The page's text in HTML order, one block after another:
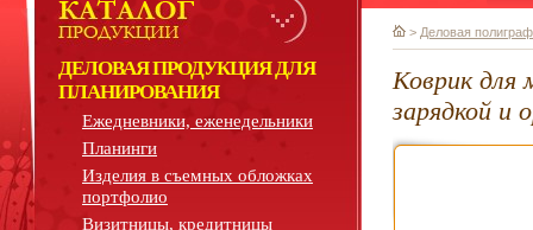
ДЕЛОВАЯ ПРОДУКЦИЯ ДЛЯ
ПЛАНИРОВАНИЯ
Ежедневники, еженедельники
Планинги
Изделия в съемных обложках
портфолио
Визитницы, кредитницы
> Деловая
Коврик для
зарядкой и